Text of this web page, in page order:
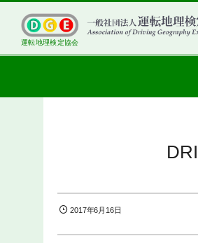
運転地理検定協会
2017年6月16日